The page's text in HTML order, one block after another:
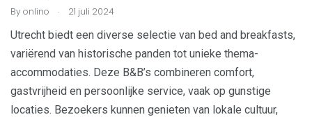
Byonlino . 21 juli 2024
Utrecht biedt een diverse selectie van bed and breakfasts,
variërend van historische panden tot unieke thema-
accommodaties. Deze B&B’s combineren comfort,
gastvrijheid en persoonlijke service, vaak op gunstige
locaties. Bezoekers kunnen genieten van lokale cultuur,